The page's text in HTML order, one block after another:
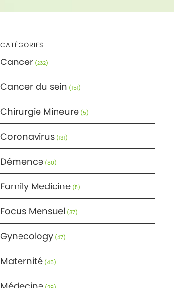
CATÉGORIES
Cancer(232)
Cancer du sein (151)
Chirurgie Mineure(5)
Coronavirus(131)
Démence(80)
Family Medicine(5)
Focus Mensuel (37)
Gynecology(47)
Maternité(45)